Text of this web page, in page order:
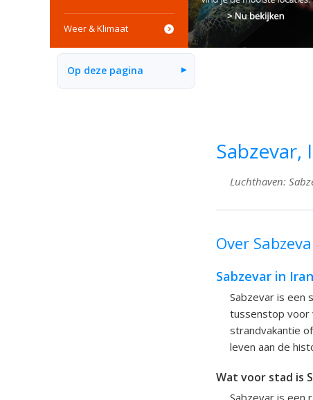
Weer & Klimaat
Op deze pagina ▾
Luchthaven:
Over
Sabzevar in
Sabzevar is een
tussenstop voor
strandvakantie
leven aan de
Wat voor stad is